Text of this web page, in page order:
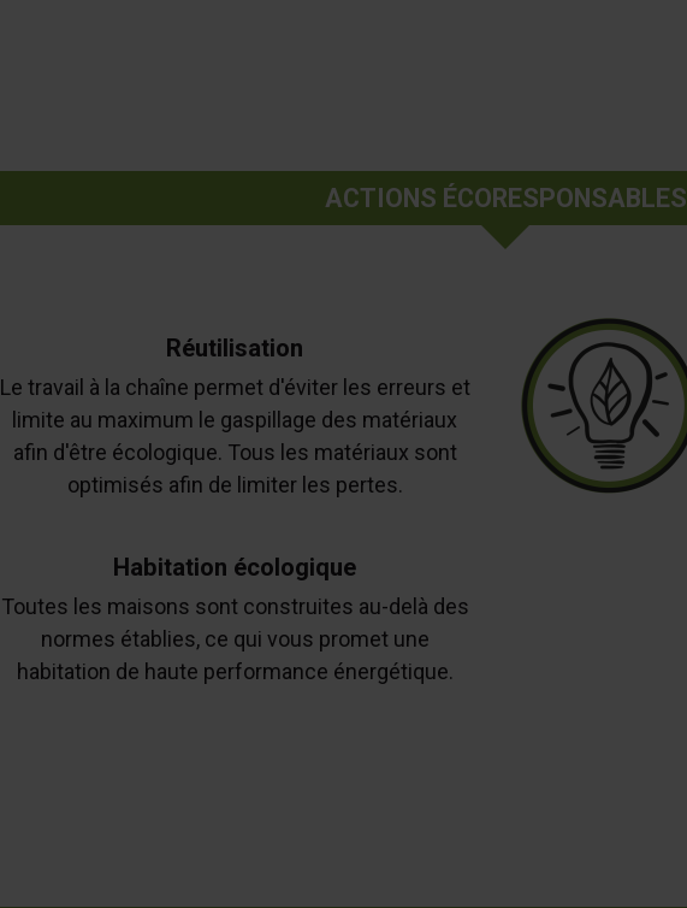
ACTIONS ÉCORESPONSABLES
Réutilisation
Le travail à la chaîne permet d'éviter les erreurs et
limite au maximum le gaspillage des matériaux
afin d'être écologique. Tous les matériaux sont
optimisés afin de limiter les pertes.
Habitation écologique
Toutes les maisons sont construites au-delà des
normes établies, ce qui vous promet une
habitation de haute performance énergétique.